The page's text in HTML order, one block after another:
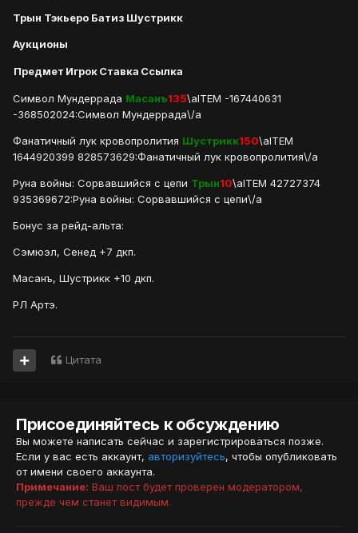
Трын Тэкьеро Батиз Шустрикк
Аукционы
Предмет ИгрокСтавка Ссылка
Символ Мундеррада Масанъ135\aITEM -167440631
-368502024:Символ Мундеррада\/a
Фанатичный лук кровопролития Шустрикк150\aITEM
1644920399 828573629:Фанатичный лук кровопролития\/a
Руна войны: Сорвавшийся с цепи Трын10\aITEM 42727374
935369672:Руна войны: Сорвавшийся с цепи\/a
Бонус за рейд-альта:
Сэмюэл, Сенед +7 дкп.
Масанъ, Шустрикк +10 дкп.
РЛ Артэ.
Цитата
Присоединяйтесь к обсуждению
Вы можете написать сейчас и зарегистрироваться позже.
Если у вас есть аккаунт, авторизуйтесь, чтобы опубликовать
от имени своего аккаунта.
Примечание: Ваш пост будет проверен модератором,
прежде чем станет видимым.